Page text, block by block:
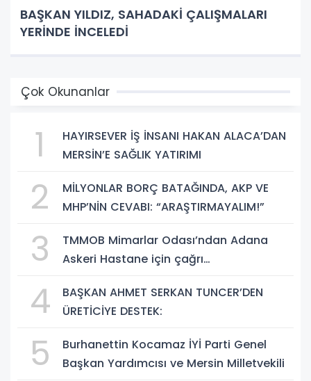
BAŞKAN YILDIZ, SAHADAKİ ÇALIŞMALARI
YERİNDE İNCELEDİ
Çok Okunanlar
1
HAYIRSEVER İŞ İNSANI HAKAN ALACA’DAN
MERSİN’E SAĞLIK YATIRIMI
2
MİLYONLAR BORÇ BATAĞINDA, AKP VE
MHP’NİN CEVABI: “ARAŞTIRMAYALIM!”
3
TMMOB Mimarlar Odası’ndan Adana
Askeri Hastane için çağrı…
4
BAŞKAN AHMET SERKAN TUNCER’DEN
ÜRETİCİYE DESTEK:
5
Burhanettin Kocamaz İYİ Parti Genel
Başkan Yardımcısı ve Mersin Milletvekili